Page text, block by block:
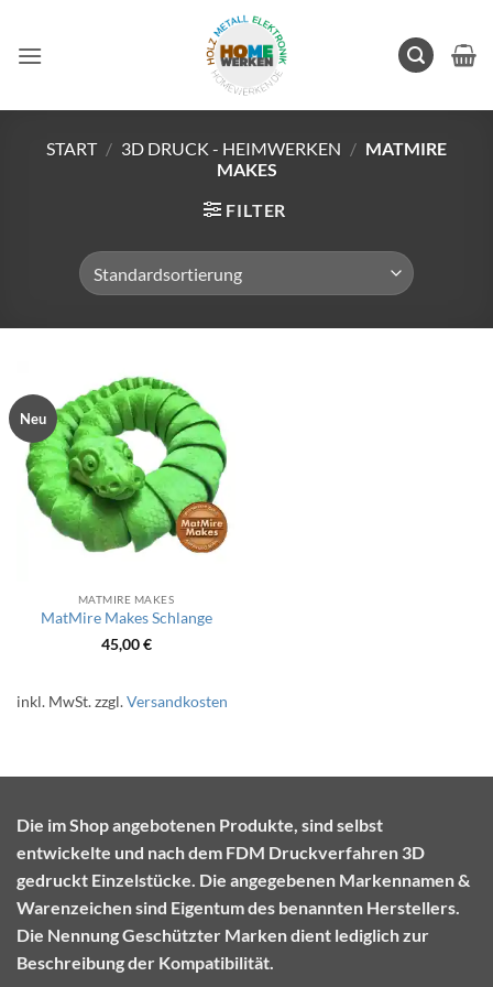
springen
START / 3D DRUCK - HEIMWERKEN / MATMIRE
MAKES
FILTER
Neu
MATMIRE MAKES
MatMire Makes Schlange
45,00€
inkl. MwSt.zzgl.Versandkosten
Die im Shop angebotenen Produkte, sind selbst
entwickelte und nach dem FDM Druckverfahren 3D
gedruckt Einzelstücke. Die angegebenen Markennamen &
Warenzeichen sind Eigentum des benannten Herstellers.
Die Nennung Geschützter Marken dient lediglich zur
Beschreibung der Kompatibilität.